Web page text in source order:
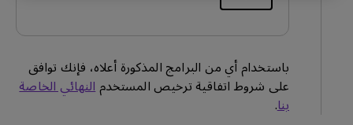
باستخدام أي من البرامج المذكورة أعلاه، فإنك توافق
على شروط اتفاقية ترخيص المستخدمالنهائي الخاصة
بنا.